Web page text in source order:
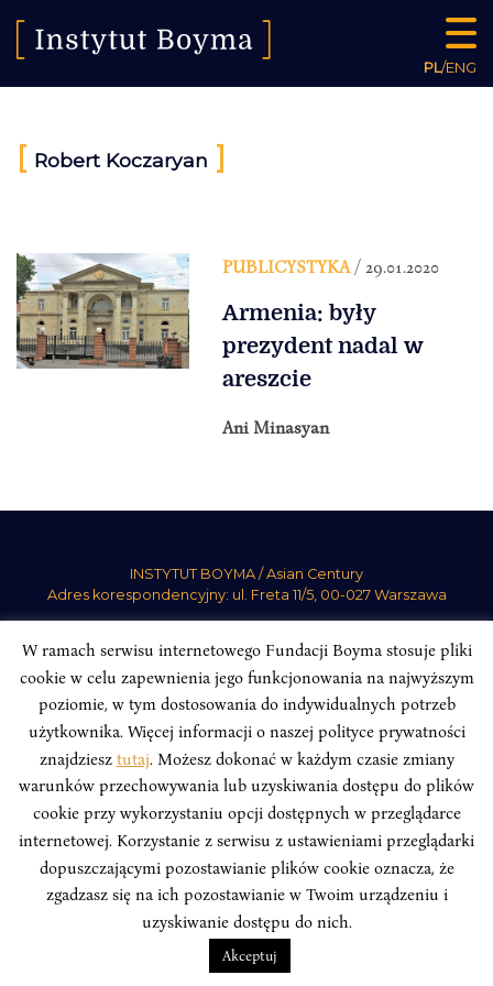
PL/ENG
[ Robert Koczaryan ]
PUBLICYSTYKA/ 29.01.2020
Armenia: były
prezydent nadal w
areszcie
Ani Minasyan
INSTYTUT BOYMA / Asian Century
Adres korespondencyjny: ul. Freta 11/5, 00-027 Warszawa
INSTYTUT BOYMA. WSZELKIE PRAWA ZASTRZEŻONE.Polityka
Prywatności Serwisu Polityka Prywatności Fundacji
W ramach serwisu internetowego Fundacji Boyma stosuje pliki
cookie w celu zapewnienia jego funkcjonowania na najwyższym
poziomie, w tym dostosowania do indywidualnych potrzeb
użytkownika. Więcej informacji o naszej polityce prywatności
znajdziesz tutaj. Możesz dokonać w każdym czasie zmiany
warunków przechowywania lub uzyskiwania dostępu do plików
cookie przy wykorzystaniu opcji dostępnych w przeglądarce
internetowej. Korzystanie z serwisu z ustawieniami przeglądarki
dopuszczającymi pozostawianie plików cookie oznacza, że
zgadzasz się na ich pozostawianie w Twoim urządzeniu i
uzyskiwanie dostępu do nich.
Akceptuj